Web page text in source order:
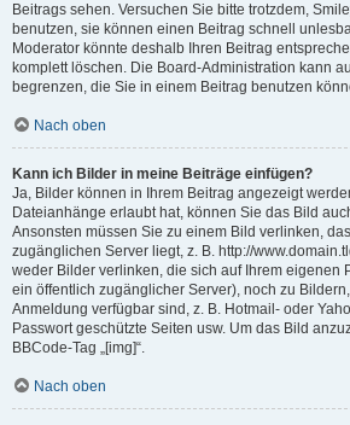
Beitrags sehen. Versuchen Sie bitte trotzdem,
benutzen, sie können einen Beitrag schnell
Moderator könnte deshalb Ihren Beitrag
komplett löschen. Die Board-Administration kann
begrenzen, die Sie in einem Beitrag benutzen
Nach oben
Kann ich Bilder in meine Beiträge einfügen?
Ja, Bilder können in Ihrem Beitrag angezeigt
Dateianhänge erlaubt hat, können Sie das Bild
Ansonsten müssen Sie zu einem Bild verlinken,
zugänglichen Server liegt, z. B. http://
weder Bilder verlinken, die sich auf Ihrem eigenen
ein öffentlich zugänglicher Server), noch zu
Anmeldung verfügbar sind, z. B. Hotmail- oder
Passwort geschützte Seiten usw. Um das Bild
BBCode-Tag „[img]“.
Nach oben